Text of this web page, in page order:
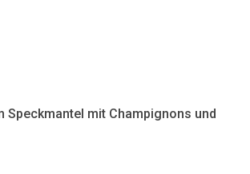
Speckmantel mit Champignons und